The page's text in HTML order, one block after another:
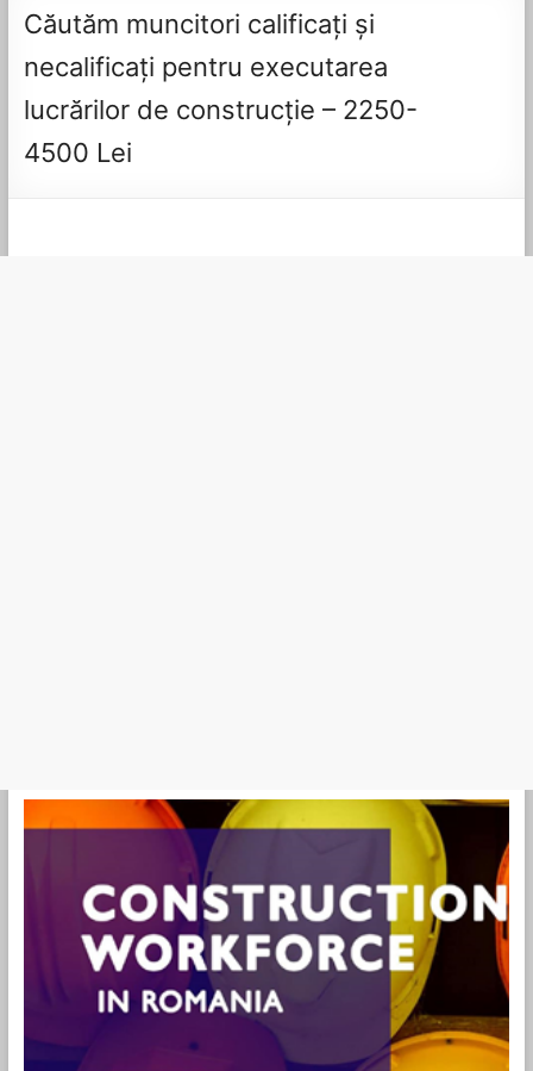
Căutăm muncitori calificați și
necalificați pentru executarea
lucrărilor de construcție – 2250-
4500 Lei